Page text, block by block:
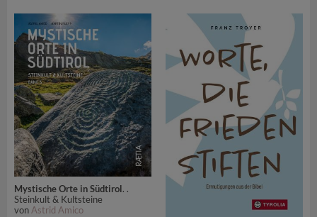
Mystische Orte in Südtirol. .
Steinkult & Kultsteine
von Astrid Amico